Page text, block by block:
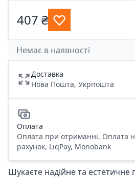
407 ₴
Немає в наявності
Доставка
Нова Пошта, Укрпошта
Оплата
Оплата при отриманні, Оплата
рахунок, LiqPay, Monobank
Шукаєте надійне та естетичне